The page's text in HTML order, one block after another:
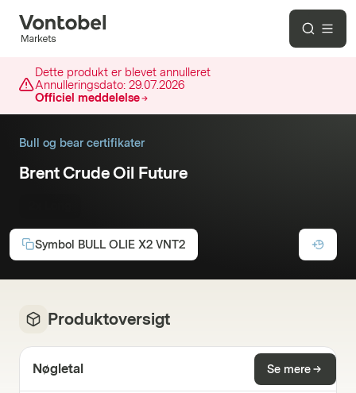
Dette produkt er blevet annulleret
Annulleringsdato: 29.07.2026
Officiel meddelelse
Bull og bear certifikater
Brent Crude Oil Future
Symbol BULL OLIE X2 VNT2
Produktoversigt
Nøgletal Se mere